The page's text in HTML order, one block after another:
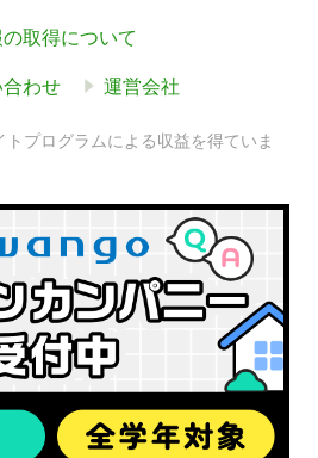
取得について
わせ 運営会社
プログラムによる収益を得ていま